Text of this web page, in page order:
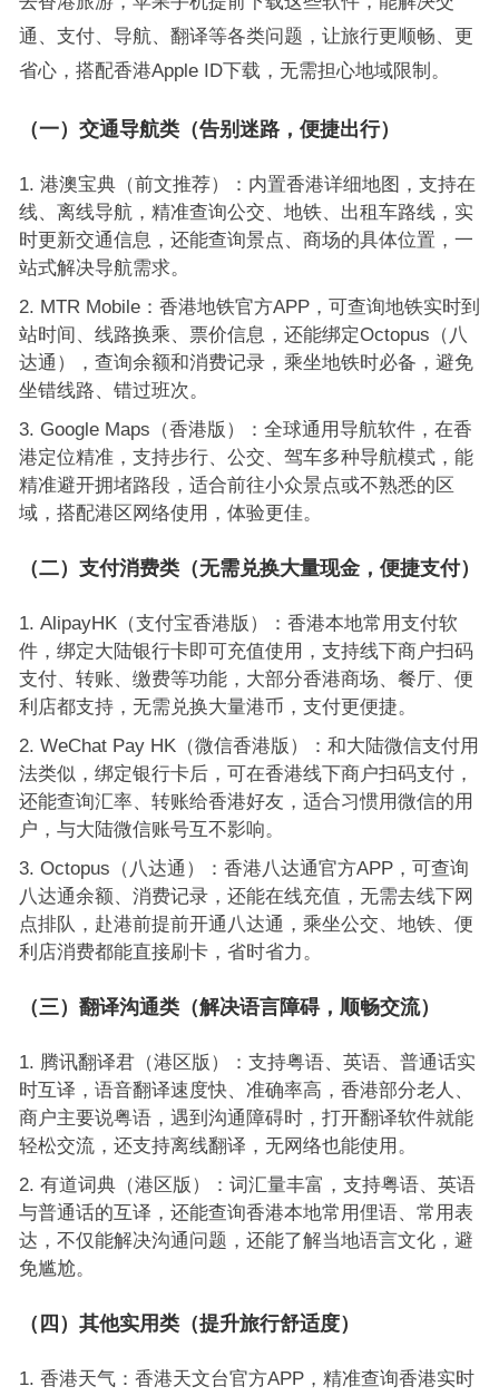
通、支付、导航、翻译等各类问题，让旅行更顺畅、更
省心，搭配香港Apple ID下载，无需担心地域限制。
（一）交通导航类（告别迷路，便捷出行）
港澳宝典（前文推荐）：内置香港详细地图，支持在
线、离线导航，精准查询公交、地铁、出租车路线，实
时更新交通信息，还能查询景点、商场的具体位置，一
站式解决导航需求。
MTR Mobile：香港地铁官方APP，可查询地铁实时到
站时间、线路换乘、票价信息，还能绑定Octopus（八
达通），查询余额和消费记录，乘坐地铁时必备，避免
坐错线路、错过班次。
Google Maps（香港版）：全球通用导航软件，在香
港定位精准，支持步行、公交、驾车多种导航模式，能
精准避开拥堵路段，适合前往小众景点或不熟悉的区
域，搭配港区网络使用，体验更佳。
（二）支付消费类（无需兑换大量现金，便捷支付）
AlipayHK（支付宝香港版）：香港本地常用支付软
件，绑定大陆银行卡即可充值使用，支持线下商户扫码
支付、转账、缴费等功能，大部分香港商场、餐厅、便
利店都支持，无需兑换大量港币，支付更便捷。
WeChat Pay HK（微信香港版）：和大陆微信支付用
法类似，绑定银行卡后，可在香港线下商户扫码支付，
还能查询汇率、转账给香港好友，适合习惯用微信的用
户，与大陆微信账号互不影响。
Octopus（八达通）：香港八达通官方APP，可查询
八达通余额、消费记录，还能在线充值，无需去线下网
点排队，赴港前提前开通八达通，乘坐公交、地铁、便
利店消费都能直接刷卡，省时省力。
（三）翻译沟通类（解决语言障碍，顺畅交流）
腾讯翻译君（港区版）：支持粤语、英语、普通话实
时互译，语音翻译速度快、准确率高，香港部分老人、
商户主要说粤语，遇到沟通障碍时，打开翻译软件就能
轻松交流，还支持离线翻译，无网络也能使用。
有道词典（港区版）：词汇量丰富，支持粤语、英语
与普通话的互译，还能查询香港本地常用俚语、常用表
达，不仅能解决沟通问题，还能了解当地语言文化，避
免尴尬。
（四）其他实用类（提升旅行舒适度）
香港天气：香港天文台官方APP，精准查询香港实时